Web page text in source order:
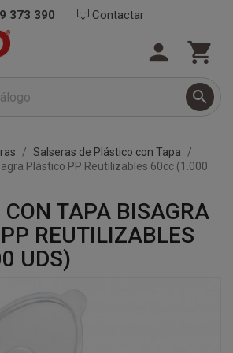
373 390 Contactar

 
Salseras de Plástico con Tapa
Plástico PP Reutilizables 60cc (1.000
TAPA BISAGRA
REUTILIZABLES
UDS)